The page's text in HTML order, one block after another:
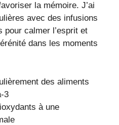
la mémoire. J’ai
avec des infusions
pour calmer l’esprit et
dans les moments
des aliments
3
à une